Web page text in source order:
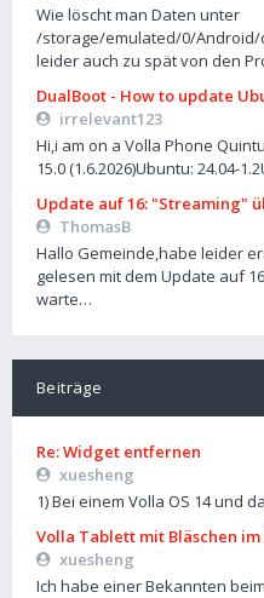
Wie löscht man Daten unter
/storage/emulated/0/Android/
leider auch zu spät von den
DualBoot - How to update
irrelevant123
Hi,i am on a Volla Phone
15.0 (1.6.2026)Ubuntu: 24.04-
Update auf 16: "Streaming"
ThomasB
Hallo Gemeinde,habe leider
gelesen mit dem Update auf
warte…
Beiträge
Re: Widget entfernen
xuesheng
1) Bei einem Volla OS 14 und
Volla Tablett mit Bläschen im
xuesheng
Ich habe einer Bekannten